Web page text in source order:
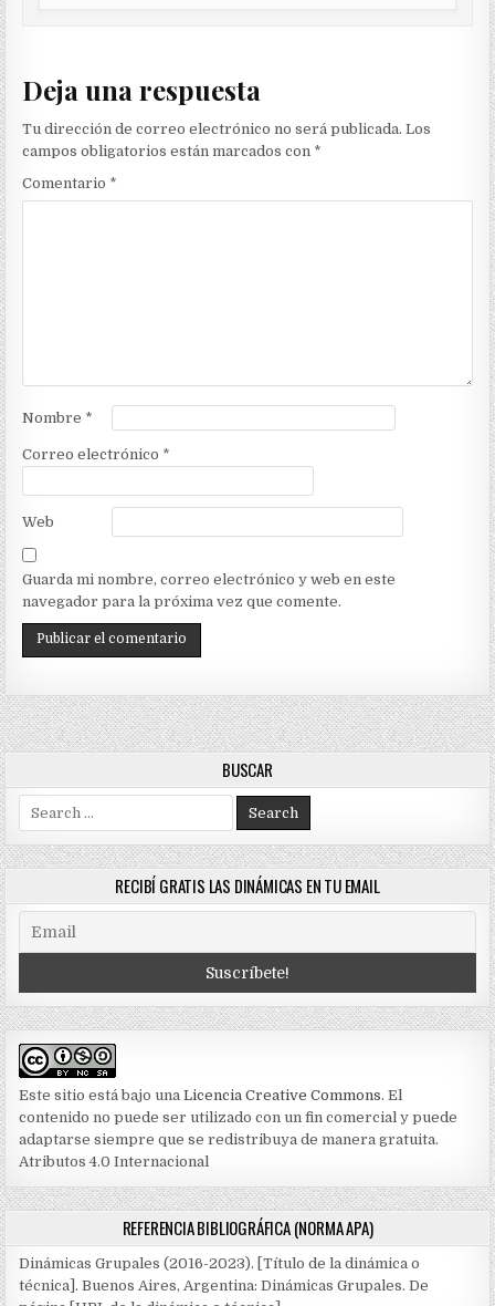
Deja una respuesta
Tu dirección de correo electrónico no será publicada. Los
campos obligatorios están marcados con *
Comentario *
Nombre *
Correo electrónico *
Web
Guarda mi nombre, correo electrónico y web en este
navegador para la próxima vez que comente.
BUSCAR
for:
RECIBÍ GRATIS LAS DINÁMICAS EN TU EMAIL
Este sitio está bajo unaLicencia Creative Commons. El
contenido no puede ser utilizado con un fin comercial y puede
adaptarse siempre que se redistribuya de manera gratuita.
Atributos 4.0 Internacional
REFERENCIA BIBLIOGRÁFICA (NORMA APA)
Dinámicas Grupales (2016-2023). [Título de la dinámica o
técnica]. Buenos Aires, Argentina: Dinámicas Grupales. De